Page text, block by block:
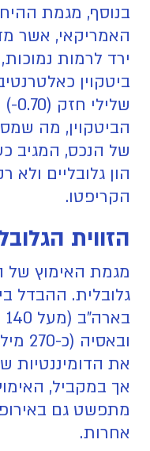
בנוסף, מגמת
ירד לרמות
ביטקוין
הביטקוין, מה
של הנכס, המגיב
הון גלובליים ולא
הקריפטו.
הזווית
מגמת האימוץ של
גלובלית. ההבדל
את הדומיננטיות
אך במקביל,
מתפשט גם
אחרות.